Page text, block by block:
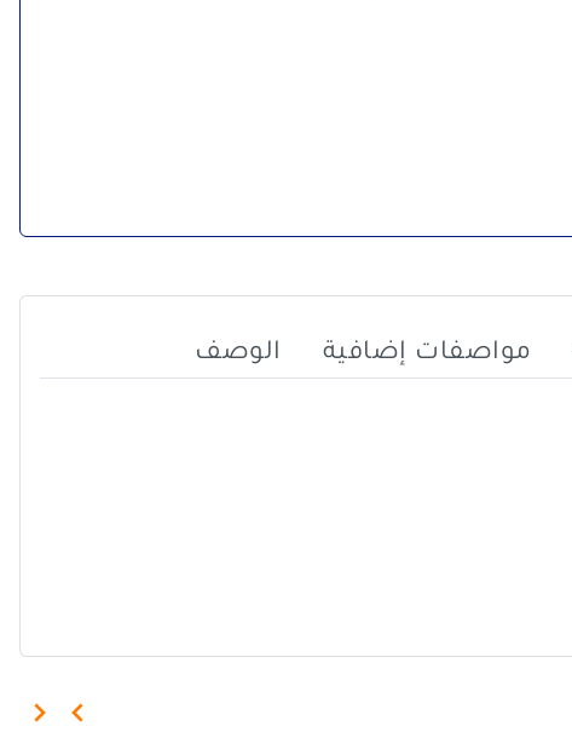
مواصفات إضافية الوصف